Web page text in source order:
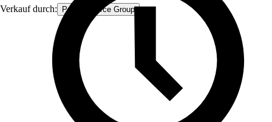
Verkauf durch: Procommerce Group